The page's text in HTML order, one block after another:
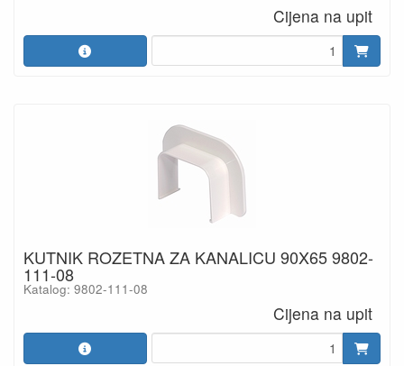
Cijena na upit
KUTNIK ROZETNA ZA KANALICU 90X65 9802-
111-08
Katalog: 9802-111-08
Cijena na upit